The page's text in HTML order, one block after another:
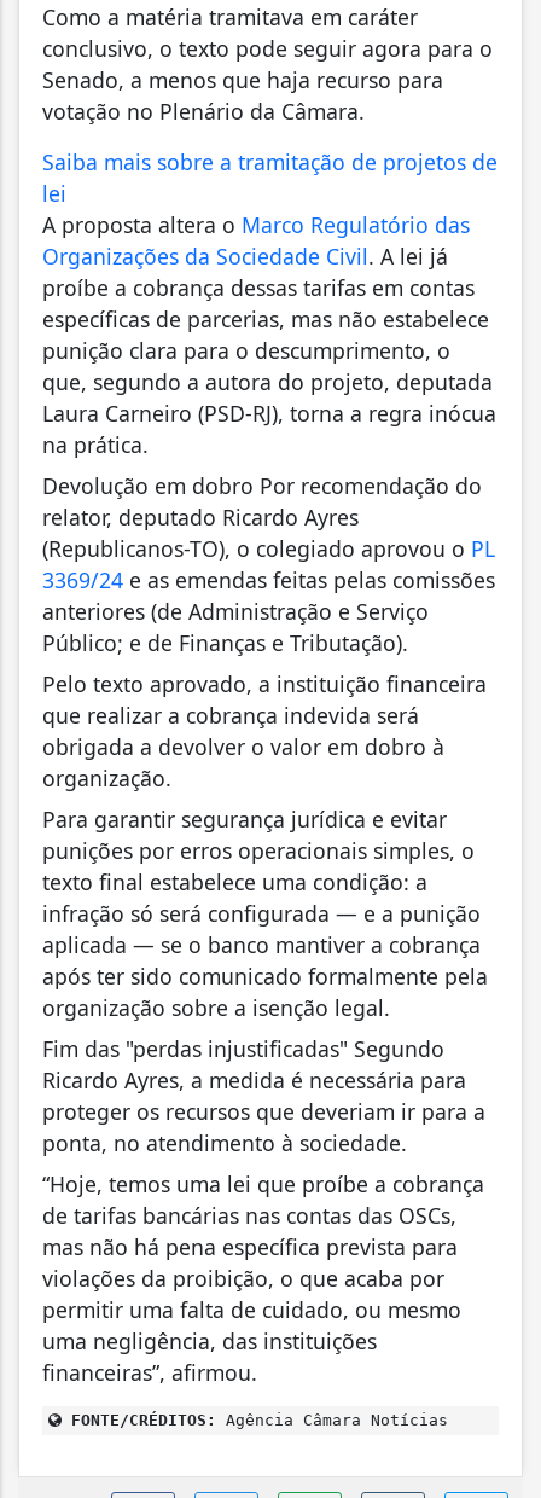
Como a matéria tramitava em caráter
conclusivo, o texto pode seguir agora para o
Senado, a menos que haja recurso para
votação no Plenário da Câmara.
Saiba mais sobre a tramitação de projetos de
lei
A proposta altera o Marco Regulatório das
Organizações da Sociedade Civil. A lei já
proíbe a cobrança dessas tarifas em contas
específicas de parcerias, mas não estabelece
punição clara para o descumprimento, o
que, segundo a autora do projeto, deputada
Laura Carneiro (PSD-RJ), torna a regra inócua
na prática.
Devolução em dobro Por recomendação do
relator, deputado Ricardo Ayres
(Republicanos-TO), o colegiado aprovou o PL
3369/24 e as emendas feitas pelas comissões
anteriores (de Administração e Serviço
Público; e de Finanças e Tributação).
Pelo texto aprovado, a instituição financeira
que realizar a cobrança indevida será
obrigada a devolver o valor em dobro à
organização.
Para garantir segurança jurídica e evitar
punições por erros operacionais simples, o
texto final estabelece uma condição: a
infração só será configurada — e a punição
aplicada — se o banco mantiver a cobrança
após ter sido comunicado formalmente pela
organização sobre a isenção legal.
Fim das "perdas injustificadas" Segundo
Ricardo Ayres, a medida é necessária para
proteger os recursos que deveriam ir para a
ponta, no atendimento à sociedade.
“Hoje, temos uma lei que proíbe a cobrança
de tarifas bancárias nas contas das OSCs,
mas não há pena específica prevista para
violações da proibição, o que acaba por
permitir uma falta de cuidado, ou mesmo
uma negligência, das instituições
financeiras”, afirmou.
FONTE/CRÉDITOS: Agência Câmara Notícias